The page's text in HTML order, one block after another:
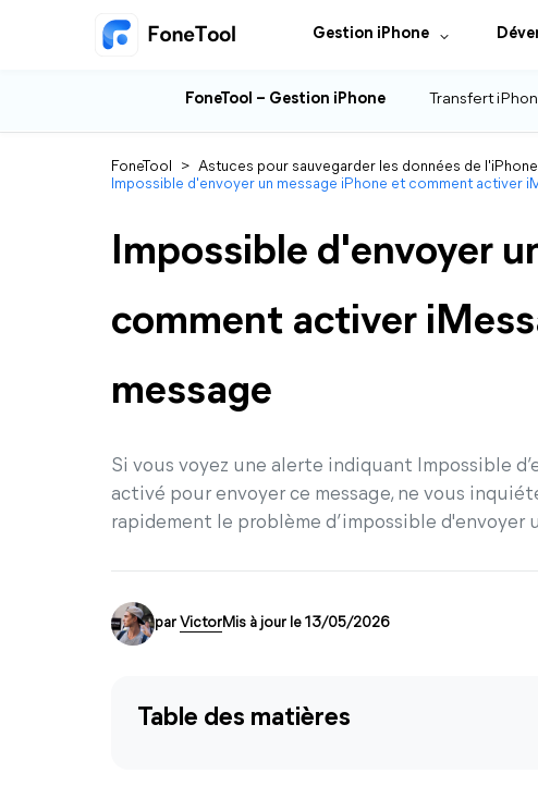
Gestion iPhone
FoneTool – Gestion iPhone Transfert
FoneTool > Astuces pour sauvegarder les données de l'iPhone
Impossible d'envoyer un message iPhone et comment activer
Impossible d'envoyer
comment activer
message
Si vous voyez une alerte indiquant Impossible
activé pour envoyer ce message, ne vous
rapidement le problème d’impossible d'envoyer
par VictorMis à jour le 13/05/2026
Table des matières